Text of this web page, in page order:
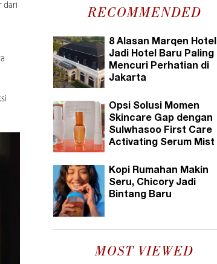
dari
RECOMMENDED
8 Alasan Marqen Hotel
Jadi Hotel Baru Paling
Mencuri Perhatian di
Jakarta
Opsi Solusi Momen
Skincare Gap dengan
Sulwhasoo First Care
Activating Serum Mist
Kopi Rumahan Makin
Seru, Chicory Jadi
Bintang Baru
MOST VIEWED